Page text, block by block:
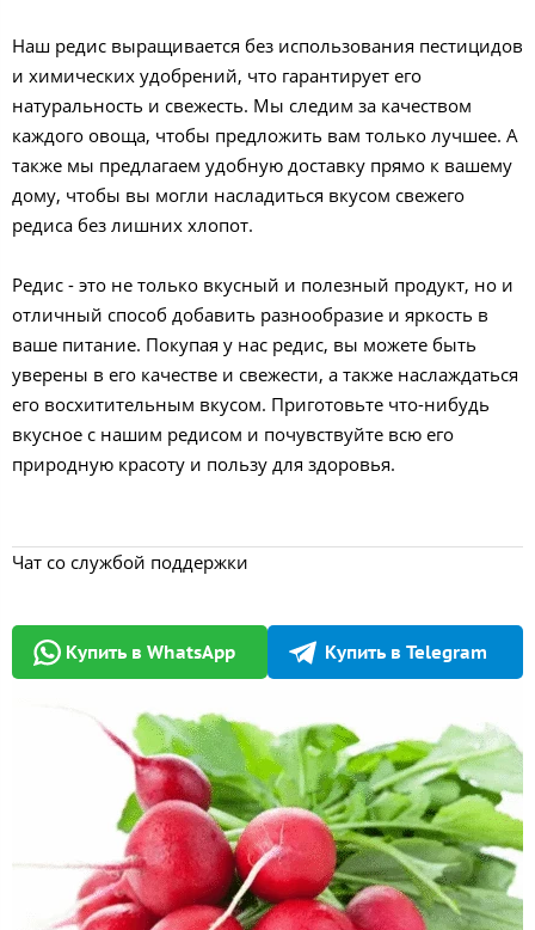
Наш редис выращивается без использования пестицидов
и химических удобрений, что гарантирует его
натуральность и свежесть. Мы следим за качеством
каждого овоща, чтобы предложить вам только лучшее. А
также мы предлагаем удобную доставку прямо к вашему
дому, чтобы вы могли насладиться вкусом свежего
редиса без лишних хлопот.
Редис - это не только вкусный и полезный продукт, но и
отличный способ добавить разнообразие и яркость в
ваше питание. Покупая у нас редис, вы можете быть
уверены в его качестве и свежести, а также наслаждаться
его восхитительным вкусом. Приготовьте что-нибудь
вкусное с нашим редисом и почувствуйте всю его
природную красоту и пользу для здоровья.
Чат со службой поддержки
Купить в WhatsApp Купить в Telegram